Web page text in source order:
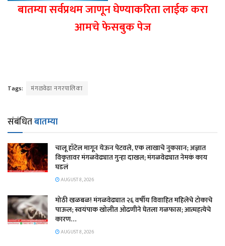
बातम्या सर्वप्रथम जाणून घेण्याकरिता लाईक करा
आमचे फेसबुक पेज
Tags: मंगळवेढा नगरपालिका
संबंधितबातम्या
चालू हॉटेल मागून येऊन पेटवले, एक लाखाचे नुकसान; अज्ञात
विकृतावर मंगळवेढ्यात गुन्हा दाखल; मंगळवेढ्यात नेमकं काय
घडलं
AUGUST 8, 2026
मोठी खळबळ! मंगळवेढ्यात २६ वर्षीय विवाहित महिलेचे टोकाचे
पाऊल; स्वयंपाक खोलीत ओढणीने घेतला गळफास; आत्महत्येचे
कारण…
AUGUST 8, 2026